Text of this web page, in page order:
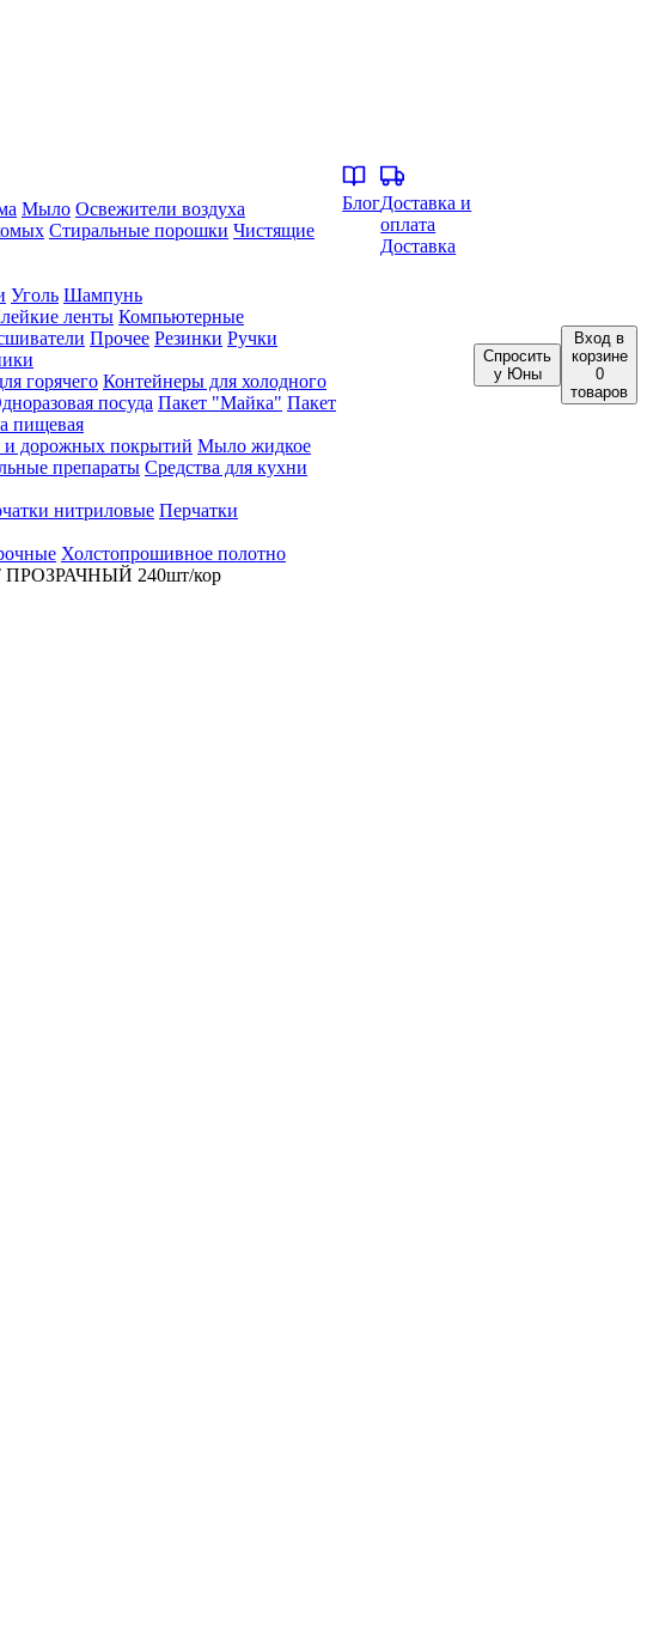
Мыло Освежители воздуха
Стиральные порошки Чистящие
Уголь Шампунь
ленты Компьютерные
Прочее Резинки Ручки
горячего Контейнеры для холодного
посуда Пакет "Майка" Пакет
пищевая
и дорожных покрытий Мыло жидкое
препараты Средства для кухни
нитриловые Перчатки
Холстопрошивное полотно
БлогДоставка и
оплата
Доставка
Спросить
у Юны
Вход в
корзине
0
товаров
240шт/кор